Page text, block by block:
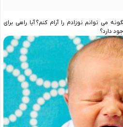
می توانم نوزادم را آرام کنم؟ آیا راهی برای
دارد؟